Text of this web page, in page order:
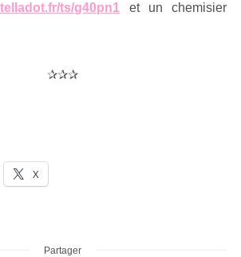
ts/g40pn1 et un chemisier
✰✰✰
X
Partager